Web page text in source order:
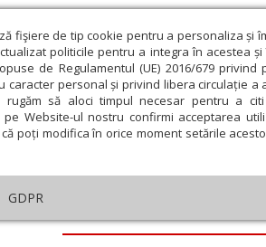
fişiere de tip cookie pentru a personaliza și
politicile pentru a integra în acestea
de Regulamentul (UE) 2016/679
caracter personal și privind libera circulație
rugăm să aloci timpul necesar pentru a
Website-ul nostru confirmi acceptarea
poți modifica în orice moment setările
GDPR
și spiritualitate Educaţie și